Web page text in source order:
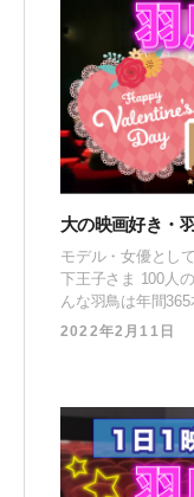
大の映画好き・
モデル・女優とし
下王子さま 100人
んな羽鳥は年間
で、自身の
2022年2月11日